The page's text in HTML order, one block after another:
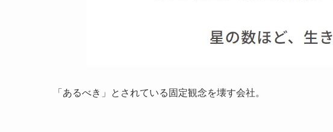
「あるべき」とされている固定観念を壊す会社。